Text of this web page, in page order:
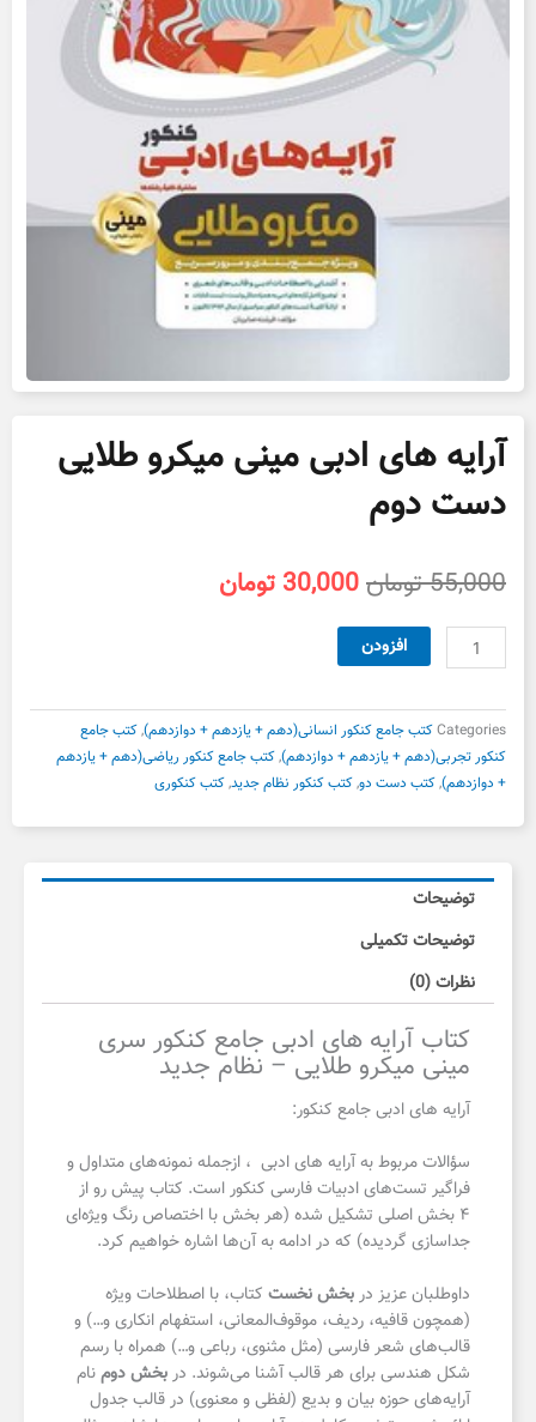
آرایه های ادبی مینی میکرو طلایی
دست دوم
55,000تومانقیمت
بود.
30,000 تومان
های
مینی
میکرو
طلایی
دست
دوم
افزودن
Categoriesکتب جامع کنکور انسانی(دهم + یازدهم + دوازدهم),کتب جامع
کنکور تجربی(دهم + یازدهم + دوازدهم),کتب جامع کنکور ریاضی(دهم + یازدهم
+ دوازدهم),کتب دست دو,کتب کنکور نظام جدید,کتب کنکوری
توضیحات
توضیحات تکمیلی
نظرات (0)
کتاب آرایه های ادبی جامع کنکور سری
مینی میکرو طلایی – نظام جدید
آرایه های ادبی جامع کنکور:
سؤالات مربوط به آرایه های ادبی ، ازجمله نمونه‌های متداول و
فراگیر تست‌های ادبیات فارسی کنکور است. کتاب پیش رو از
۴ بخش‌ اصلی تشکیل شده (هر بخش با اختصاص رنگ ویژه‌ای
جداسازی گردیده) که در ادامه به آن‌ها اشاره خواهیم کرد.
داوطلبان عزیز در بخش نخست کتاب، با اصطلاحات ویژه
(همچون قافیه، ردیف، موقوف‌المعانی، استفهام انکاری و…) و
قالب‌های شعر فارسی (مثل مثنوی، رباعی و…) همراه با رسم
شکل هندسی برای هر قالب آشنا می‌شوند. در بخش دومنام
آرایه‌های حوزه بیان و بدیع (لفظی و معنوی) در قالب جدول